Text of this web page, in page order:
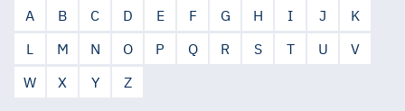
A B C D E F G H I J
K
L
M N O P Q R S T U
V
W
X Y Z